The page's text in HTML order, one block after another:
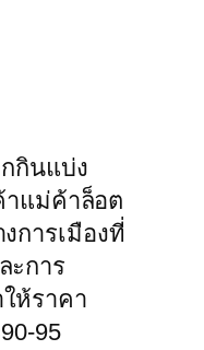
กินแบ่ง
าแม่ค้าล็อต
การเมืองที่
ะการ
ห้ราคา
95